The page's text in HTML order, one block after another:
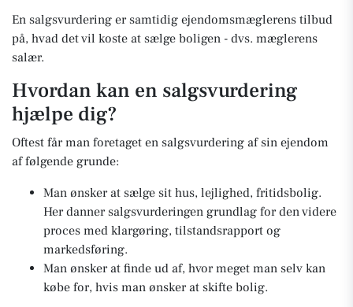
En salgsvurdering er samtidig ejendomsmæglerens tilbud
på, hvad det vil koste at sælge boligen - dvs. mæglerens
salær.
Hvordan kan en salgsvurdering
hjælpe dig?
Oftest får man foretaget en salgsvurdering af sin ejendom
af følgende grunde:
Man ønsker at sælge sit hus, lejlighed, fritidsbolig.
Her danner salgsvurderingen grundlag for den videre
proces med klargøring, tilstandsrapport og
markedsføring.
Man ønsker at finde ud af, hvor meget man selv kan
købe for, hvis man ønsker at skifte bolig.